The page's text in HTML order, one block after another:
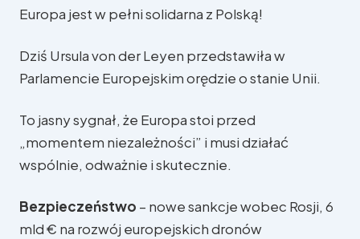
Europa jest w pełni solidarna z Polską!
Dziś Ursula von der Leyen przedstawiła w
Parlamencie Europejskim orędzie o stanie Unii.
To jasny sygnał, że Europa stoi przed
„momentem niezależności” i musi działać
wspólnie, odważnie i skutecznie.
Bezpieczeństwo – nowe sankcje wobec Rosji, 6
mld € na rozwój europejskich dronów